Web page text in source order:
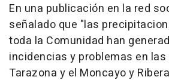
En una publicación en la red
señalado que "las
toda la Comunidad han
incidencias y problemas en
Tarazona y el Moncayo y